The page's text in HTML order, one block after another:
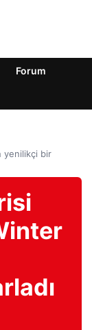
Forum
yenilikçi bir